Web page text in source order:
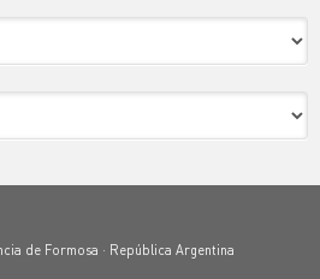
de Formosa · República Argentina